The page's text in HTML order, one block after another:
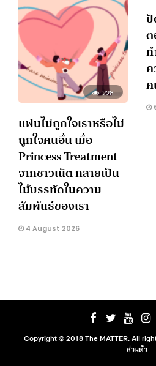
228
แฟนไม่ถูกใจเราหรือไม่
ถูกใจคนอื่น เมื่อ
Princess Treatment
จากชาวเน็ต กลายเป็น
ไม้บรรทัดในความ
สัมพันธ์ของเรา
4 August 2026
ท
Copyright © 2018 The MATTER. All
ส่วนตัว